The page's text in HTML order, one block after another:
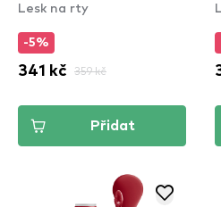
Stain - 02 Hydra Honey
Lesk na rty
-5%
341 kč 359 kč
Přidat